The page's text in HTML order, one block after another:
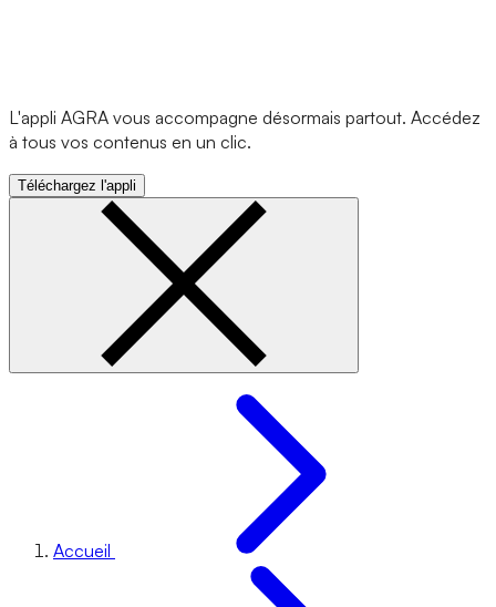
L'appli AGRA vous accompagne désormais partout. Accédez
à tous vos contenus en un clic.
Téléchargez l'appli
Accueil